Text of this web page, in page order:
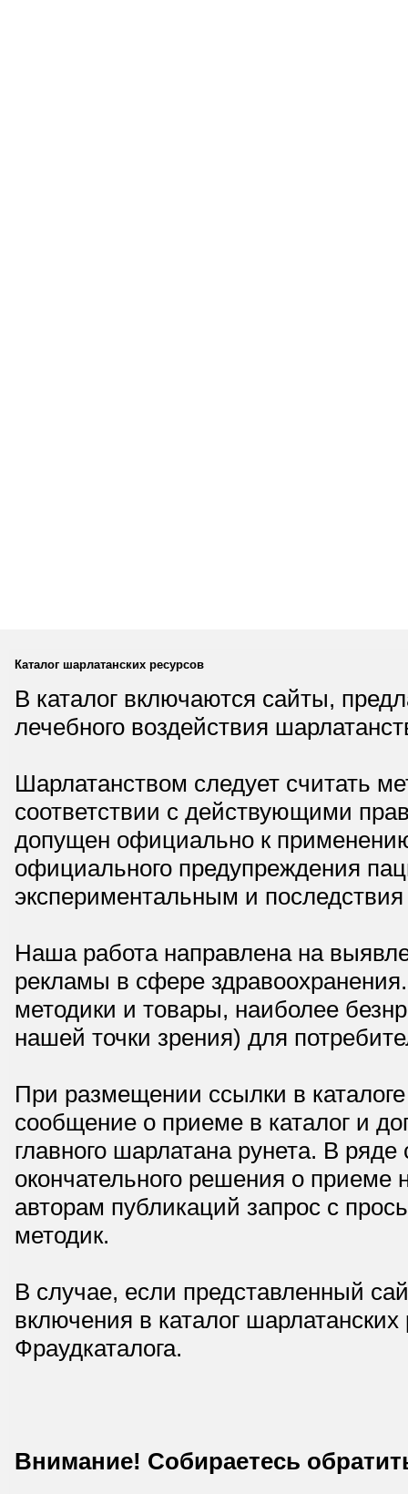
Каталог шарлатанских ресурсов
В каталог включаются сайты,
лечебного воздействия
Шарлатанством следует считать
соответствии с действующими
допущен официально к
официального предупреждения
экспериментальным и
Наша работа направлена на
рекламы в сфере
методики и товары, наиболее
нашей точки зрения) для
При размещении ссылки в
сообщение о приеме в каталог и
главного шарлатана рунета. В
окончательного решения о приеме
авторам публикаций запрос с
методик.
В случае, если представленный
включения в каталог
Фраудкаталога.
Внимание! Собираетесь